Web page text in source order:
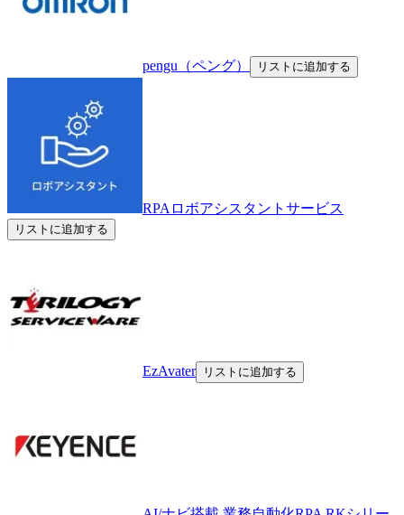
pengu（ペング） リストに追加する
RPAロボアシスタントサービス
リストに追加する
EzAvater リストに追加する